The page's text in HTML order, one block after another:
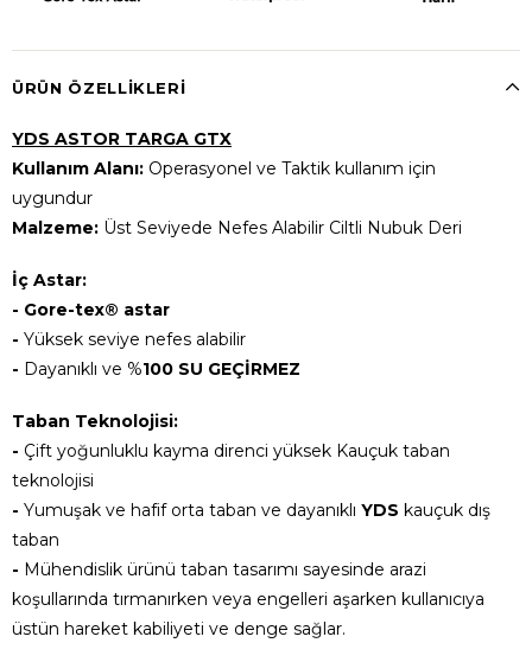
ÜRÜN ÖZELLIKLERI
YDS ASTOR TARGA GTX
Kullanım Alanı: Operasyonel ve Taktik kullanım için
uygundur
Malzeme: Üst Seviyede Nefes Alabilir Ciltli Nubuk Deri
İç Astar:
- Gore-tex® astar
- Yüksek seviye nefes alabilir
- Dayanıklı ve %100 SU GEÇİRMEZ
Taban Teknolojisi:
- Çift yoğunluklu kayma direnci yüksek Kauçuk taban
teknolojisi
- Yumuşak ve hafif orta taban ve dayanıklı YDS kauçuk dış
taban
- Mühendislik ürünü taban tasarımı sayesinde arazi
koşullarında tırmanırken veya engelleri aşarken kullanıcıya
üstün hareket kabiliyeti ve denge sağlar.